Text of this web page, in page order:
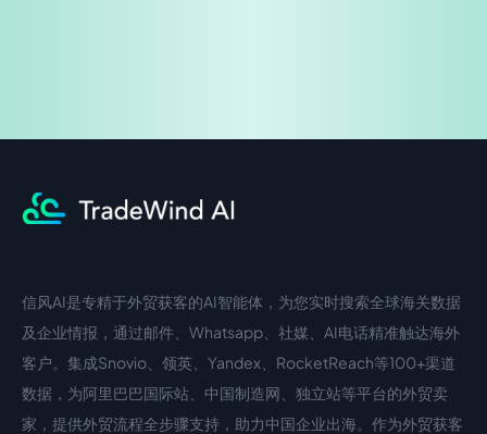
中文入口
信风AI是专精于外贸获客的AI智能体，为您实时搜索全球海关数据
及企业情报，通过邮件、Whatsapp、社媒、AI电话精准触达海外
客户。集成Snovio、领英、Yandex、RocketReach等100+渠道
数据，为阿里巴巴国际站、中国制造网、独立站等平台的外贸卖
家，提供外贸流程全步骤支持，助力中国企业出海。作为外贸获客